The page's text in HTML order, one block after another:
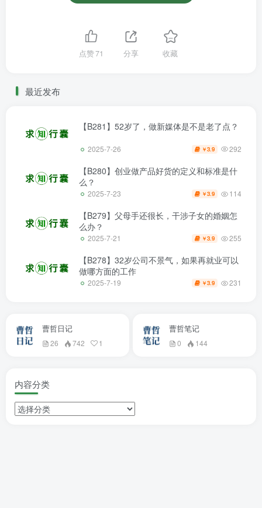
点赞71 分享 收藏
最近发布
【B281】52岁了，做新媒体是不是老了点？
2025-7-26 ￥3.9 292
【B280】创业做产品好货的定义和标准是什
么？
2025-7-23 ￥3.9 114
【B279】父母手还很长，干涉子女的婚姻怎
么办？
2025-7-21 ￥3.9 255
【B278】32岁公司不景气，如果再就业可以
做哪方面的工作
2025-7-19 ￥3.9 231
曹哲日记
26 742 1
曹哲笔记
0 144
内容分类